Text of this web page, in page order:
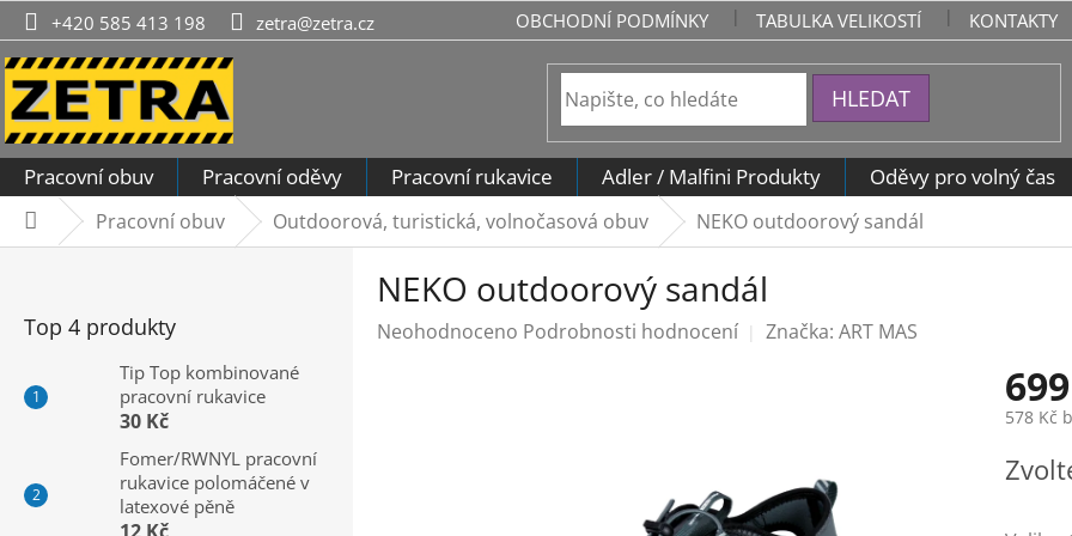
Přejít
na
obsah
+420 585 413 198 zetra@zetra.cz OBCHODNÍ PODMÍNKY TABULKA VELIKOSTÍ KONTAKTY
HLEDAT
Pracovní obuv Pracovní oděvy Pracovní rukavice Adler / Malfini Produkty Oděvy pro volný čas
DomůPracovní obuv Outdoorová, turistická, volnočasová obuv NEKO outdoorový sandál
Top 4 produkty
Tip Top kombinované
pracovní rukavice
30 Kč
Fomer/RWNYL pracovní
rukavice polomáčené v
latexové pěně
NEKO outdoorový sandál
Průměrné
Neohodnoceno Podrobnosti hodnocení Značka: ART MAS
578 Kč
cena: